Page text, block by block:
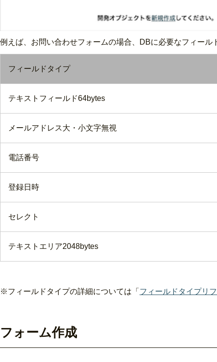
例えば、お問い合わせフォームの場合、DBに必要なフィール
フィールドタイプ
テキストフィールド64bytes
メールアドレス大・小文字無視
電話番号
登録日時
セレクト
テキストエリア2048bytes
※フィールドタイプの詳細については「 フィールドタイプリ
フォーム作成